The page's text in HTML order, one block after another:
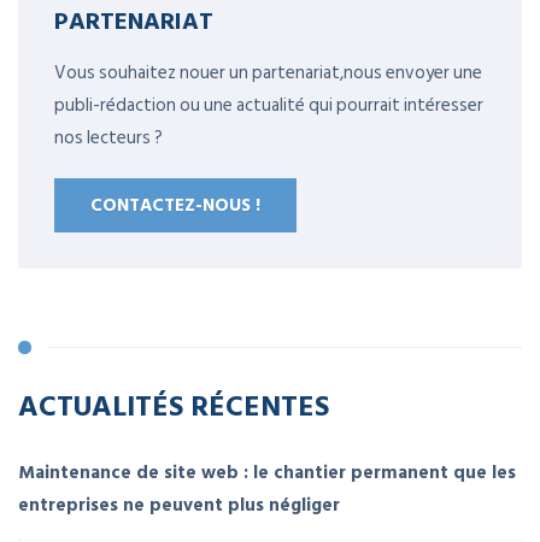
PARTENARIAT
Vous souhaitez nouer un partenariat,nous envoyer une
publi-rédaction ou une actualité qui pourrait intéresser
nos lecteurs ?
CONTACTEZ-NOUS !
ACTUALITÉS RÉCENTES
Maintenance de site web : le chantier permanent que les
entreprises ne peuvent plus négliger